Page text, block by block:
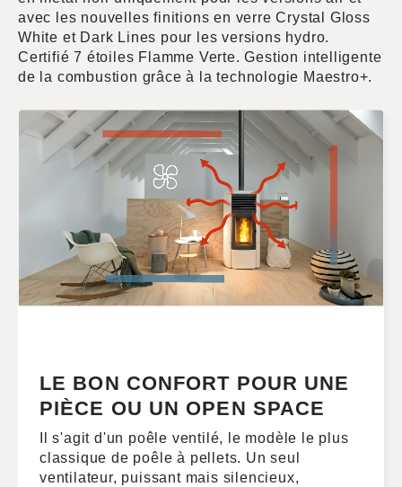
avec les nouvelles finitions en verre Crystal Gloss
White et Dark Lines pour les versions hydro.
Certifié 7 étoiles Flamme Verte. Gestion intelligente
de la combustion grâce à la technologie Maestro+.
LE BON CONFORT POUR UNE
PIÈCE OU UN OPEN SPACE
Il s'agit d'un poêle ventilé, le modèle le plus
classique de poêle à pellets. Un seul
ventilateur, puissant mais silencieux,